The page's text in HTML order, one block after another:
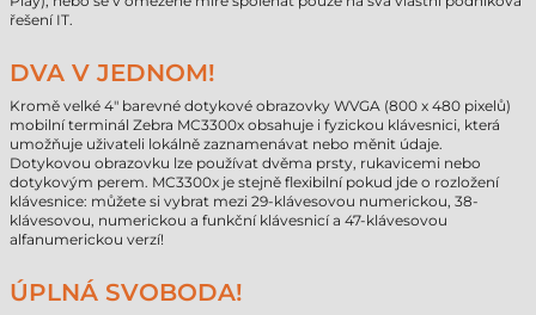
řešení IT.
DVA V JEDNOM!
Kromě velké 4" barevné dotykové obrazovky WVGA (800 x 480 pixelů)
mobilní terminál Zebra MC3300x obsahuje i fyzickou klávesnici, která
umožňuje uživateli lokálně zaznamenávat nebo měnit údaje.
Dotykovou obrazovku lze používat dvěma prsty, rukavicemi nebo
dotykovým perem. MC3300x je stejně flexibilní pokud jde o rozložení
klávesnice: můžete si vybrat mezi 29-klávesovou numerickou, 38-
klávesovou, numerickou a funkční klávesnicí a 47-klávesovou
alfanumerickou verzí!
ÚPLNÁ SVOBODA!